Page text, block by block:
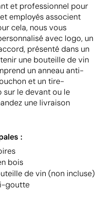
et professionnel pour
employés associent
cela, nous vous
avec logo, un
présenté dans un
une bouteille de vin
un anneau anti-
et un tire-
le devant ou le
une livraison
:
bois
de vin (non incluse)
goutte